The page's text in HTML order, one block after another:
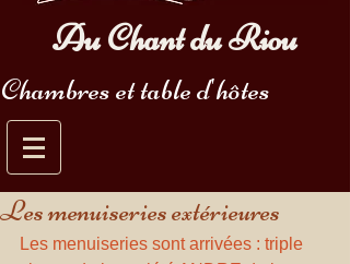
Chambres et table d'hôtes
Au Chant du Riou
Les menuiseries extérieures
Les menuiseries sont arrivées : triple